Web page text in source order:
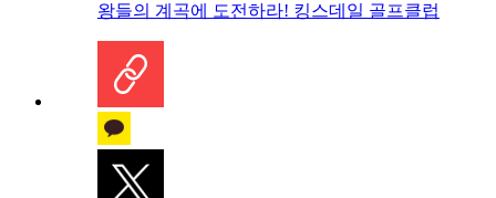
왕들의 계곡에 도전하라! 킹스데일 골프클럽